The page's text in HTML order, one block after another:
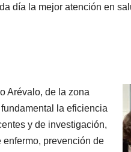
día la mejor atención en
Arévalo, de la zona
la eficiencia
y de investigación,
prevención de